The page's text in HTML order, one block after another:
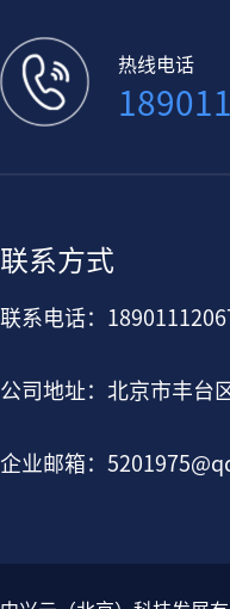
热线电话
联系方式
联系电话：
公司地址：北京市丰台
企业邮箱：